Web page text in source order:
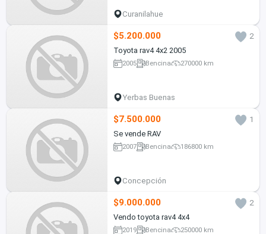
Curanilahue
$5.200.000
2
Toyota rav4 4x2 2005
2005 Bencina 270000 km
Yerbas Buenas
$7.500.000
1
Se vende RAV
2007 Bencina 186800 km
Concepción
$9.000.000
2
Vendo toyota rav4 4x4
2019 Bencina 250000 km